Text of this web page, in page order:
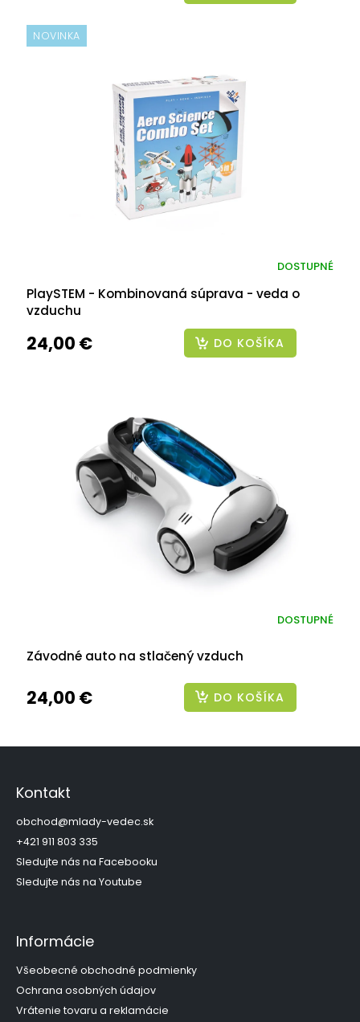
NOVINKA
PlaySTEM - Kombinovaná súprava - veda o
vzduchu
DOSTUPNÉ
24,00 € DO KOŠÍKA
Závodné auto na stlačený vzduch
DOSTUPNÉ
24,00 € DO KOŠÍKA
Z
Kontakt
obchod@mlady-vedec.sk
+421 911 803 335
Sledujte nás na Facebooku
Sledujte nás na Youtube
Informácie
Všeobecné obchodné podmienky
Ochrana osobných údajov
Vrátenie tovaru a reklamácie